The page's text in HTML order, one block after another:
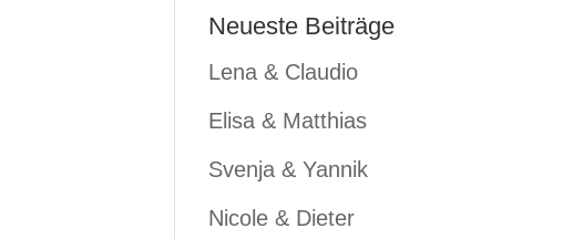
Neueste Beiträge
Lena & Claudio
Elisa & Matthias
Svenja & Yannik
Nicole & Dieter